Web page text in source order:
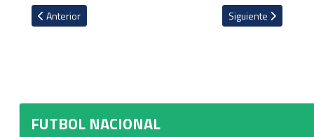
Artículo anterior: Rincón Morado: Batalla Colosal
Anterior Artículo siguiente:
Siguiente
FUTBOL NACIONAL